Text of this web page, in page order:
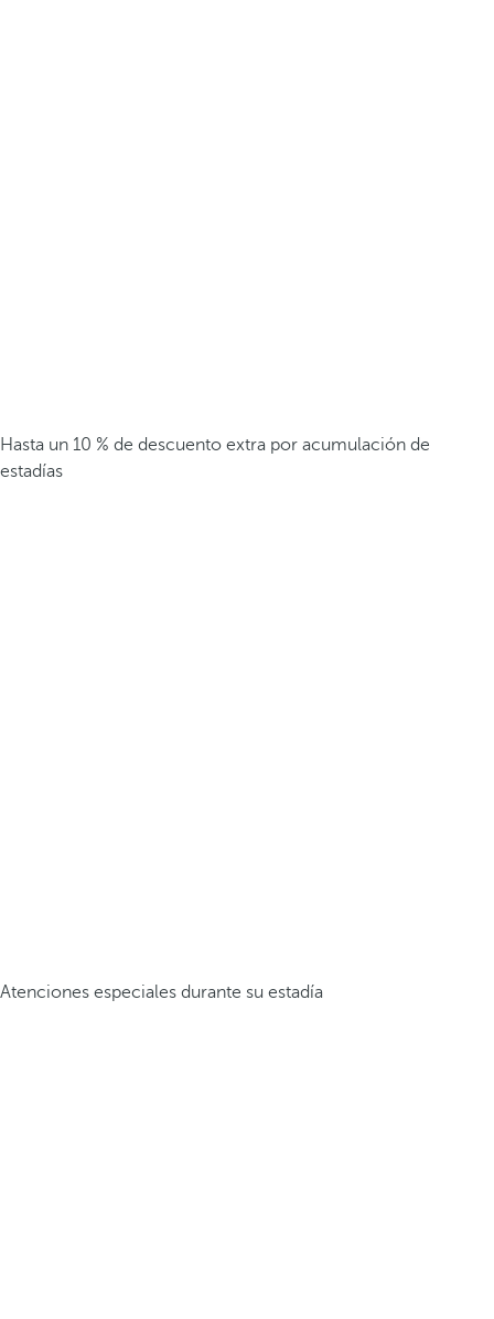
Hasta un 10 % de descuento extra por acumulación de
estadías
Atenciones especiales durante su estadía